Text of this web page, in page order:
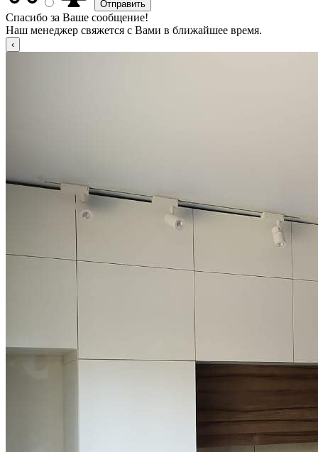
Спасибо за Ваше сообщение!
Наш менеджер свяжется с Вами в ближайшее время.